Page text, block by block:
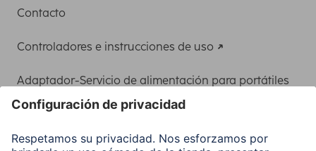
Contacto
Controladores e instrucciones de uso
Adaptador-Servicio de alimentación para portátiles